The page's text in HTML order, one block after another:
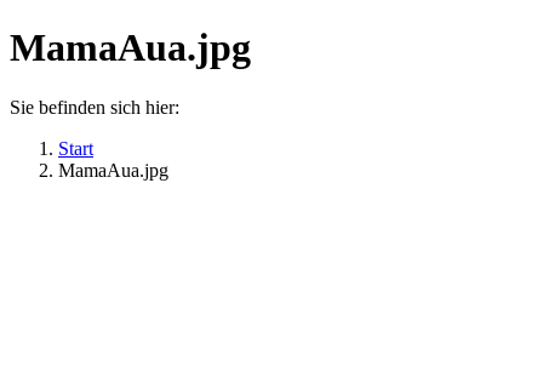
MamaAua.jpg
Sie befinden sich hier:
Start
MamaAua.jpg